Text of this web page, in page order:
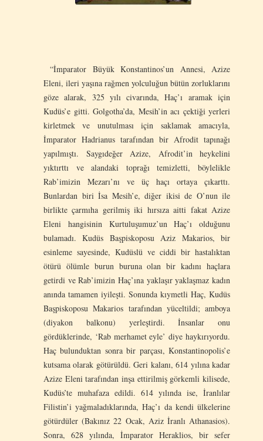
“İmparator Büyük Konstantinos’un Annesi, Azize
Eleni, ileri yaşına rağmen yolculuğun bütün zorluklarını
göze alarak, 325 yılı civarında, Haç’ı aramak için
Kudüs’e gitti. Golgotha’da, Mesih’in acı çektiği yerleri
kirletmek ve unutulması için saklamak amacıyla,
İmparator Hadrianus tarafından bir Afrodit tapınağı
yapılmıştı. Saygıdeğer Azize, Afrodit’in heykelini
yıktırttı ve alandaki toprağı temizletti, böylelikle
Rab’imizin Mezarı’nı ve üç haçı ortaya çıkarttı.
Bunlardan biri İsa Mesih’e, diğer ikisi de O’nun ile
birlikte çarmıha gerilmiş iki hırsıza aitti fakat Azize
Eleni hangisinin Kurtuluşumuz’un Haç’ı olduğunu
bulamadı. Kudüs Başpiskoposu Aziz Makarios, bir
esinleme sayesinde, Kudüslü ve ciddi bir hastalıktan
ötürü ölümle burun buruna olan bir kadını haçlara
getirdi ve Rab’imizin Haç’ına yaklaşır yaklaşmaz kadın
anında tamamen iyileşti. Sonunda kıymetli Haç, Kudüs
Başpiskoposu Makarios tarafından yüceltildi; amboya
(diyakon balkonu) yerleştirdi. İnsanlar onu
gördüklerinde, ‘Rab merhamet eyle’ diye haykırıyordu.
Haç bulunduktan sonra bir parçası, Konstantinopolis’e
kutsama olarak götürüldü. Geri kalanı, 614 yılına kadar
Azize Eleni tarafından inşa ettirilmiş görkemli kilisede,
Kudüs’te muhafaza edildi. 614 yılında ise, İranlılar
Filistin’i yağmaladıklarında, Haç’ı da kendi ülkelerine
götürdüler (Bakınız 22 Ocak, Aziz İranlı Athanasios).
Sonra, 628 yılında, İmparator Heraklios, bir sefer